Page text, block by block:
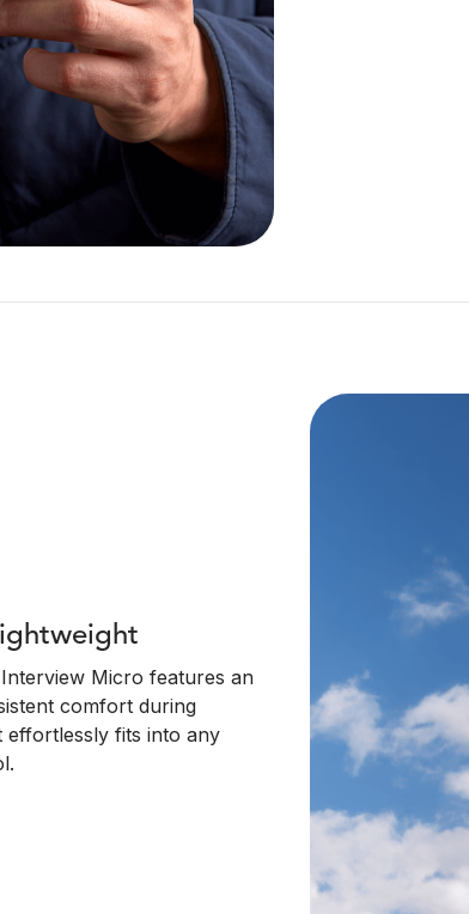
Micro features an
comfort during
effortlessly fits into any